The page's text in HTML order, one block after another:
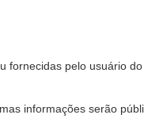
fornecidas pelo usuário
informações serão